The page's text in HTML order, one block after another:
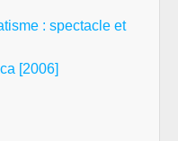
: spectacle et
[2006]